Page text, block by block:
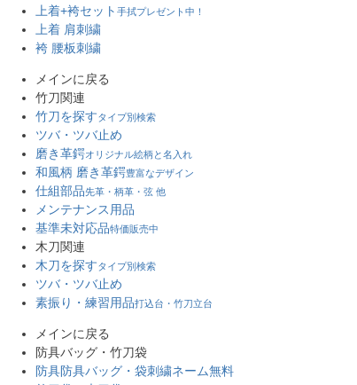
上着+袴セット 手拭プレゼント中！
上着 肩刺繍
袴 腰板刺繍
メインに戻る
竹刀関連
竹刀を探すタイプ別検索
ツバ・ツバ止め
磨き革鍔オリジナル絵柄と名入れ
和風柄 磨き革鍔豊富なデザイン
仕組部品先革・柄革・弦 他
メンテナンス用品
基準未対応品特価販売中
木刀関連
木刀を探すタイプ別検索
ツバ・ツバ止め
素振り・練習用品打込台・竹刀立台
メインに戻る
防具バッグ・竹刀袋
防具防具バッグ・袋刺繍ネーム無料